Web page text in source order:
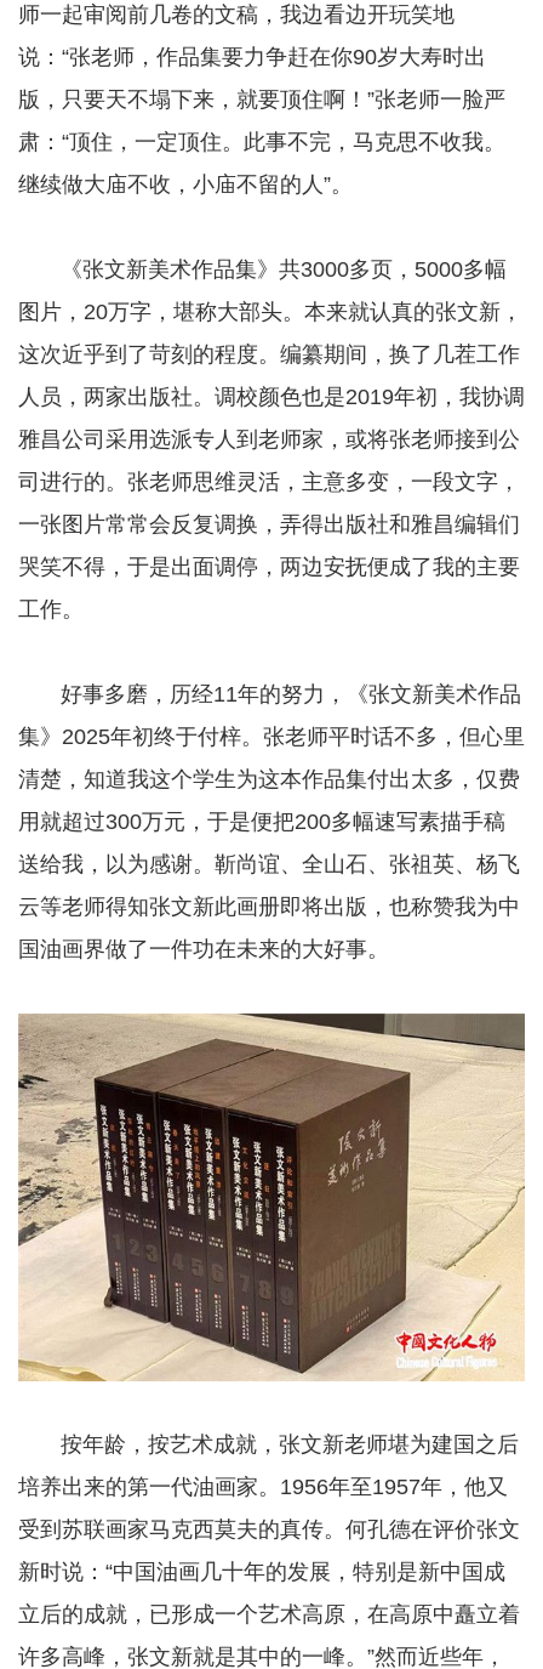
师一起审阅前几卷的文稿，我边看边开玩笑地
说：“张老师，作品集要力争赶在你90岁大寿时出
版，只要天不塌下来，就要顶住啊！”张老师一脸严
肃：“顶住，一定顶住。此事不完，马克思不收我。
继续做大庙不收，小庙不留的人”。
《张文新美术作品集》共3000多页，5000多幅
图片，20万字，堪称大部头。本来就认真的张文新，
这次近乎到了苛刻的程度。编纂期间，换了几茬工作
人员，两家出版社。调校颜色也是2019年初，我协调
雅昌公司采用选派专人到老师家，或将张老师接到公
司进行的。张老师思维灵活，主意多变，一段文字，
一张图片常常会反复调换，弄得出版社和雅昌编辑们
哭笑不得，于是出面调停，两边安抚便成了我的主要
工作。
好事多磨，历经11年的努力，《张文新美术作品
集》2025年初终于付梓。张老师平时话不多，但心里
清楚，知道我这个学生为这本作品集付出太多，仅费
用就超过300万元，于是便把200多幅速写素描手稿
送给我，以为感谢。靳尚谊、全山石、张祖英、杨飞
云等老师得知张文新此画册即将出版，也称赞我为中
国油画界做了一件功在未来的大好事。
按年龄，按艺术成就，张文新老师堪为建国之后
培养出来的第一代油画家。1956年至1957年，他又
受到苏联画家马克西莫夫的真传。何孔德在评价张文
新时说：“中国油画几十年的发展，特别是新中国成
立后的成就，已形成一个艺术高原，在高原中矗立着
许多高峰，张文新就是其中的一峰。”然而近些年，